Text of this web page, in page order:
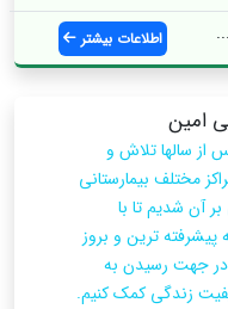
اطلاعات بیشتر
امین
از سالها تلاش و
مختلف بیمارستانی
آن شدیم تا با
ترین و بروز
در جهت رسیدن به
زندگی کمک کنیم.